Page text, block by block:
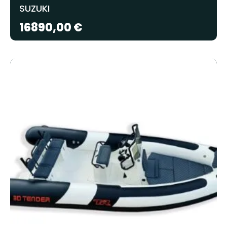
SUZUKI
16890,00€